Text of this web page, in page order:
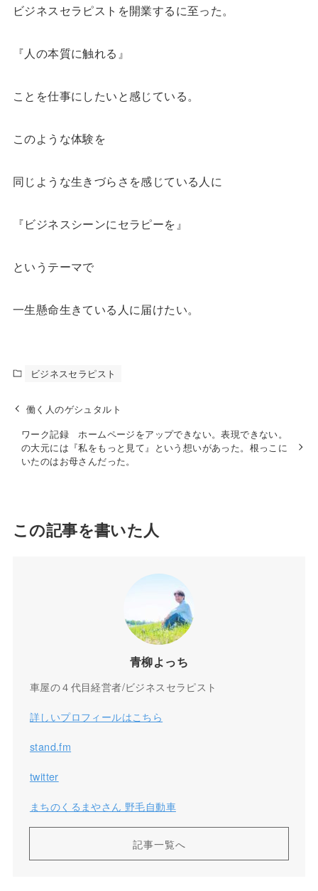
ビジネスセラピストを開業するに至った。
『人の本質に触れる』
ことを仕事にしたいと感じている。
このような体験を
同じような生きづらさを感じている人に
『ビジネスシーンにセラピーを』
というテーマで
一生懸命生きている人に届けたい。
ビジネスセラピスト
働く人のゲシュタルト
ワーク記録 ホームページをアップできない。表現できない。
の大元には『私をもっと見て』という想いがあった。根っこに
いたのはお母さんだった。
この記事を書いた人
青柳よっち
車屋の４代目経営者/ビジネスセラピスト
詳しいプロフィールはこちら
stand.fm
twitter
まちのくるまやさん 野毛自動車
記事一覧へ